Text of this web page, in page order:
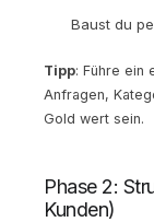
Baust du
Tipp: Führe ein
Anfragen,
Gold wert sein.
Phase 2:
Kunden)